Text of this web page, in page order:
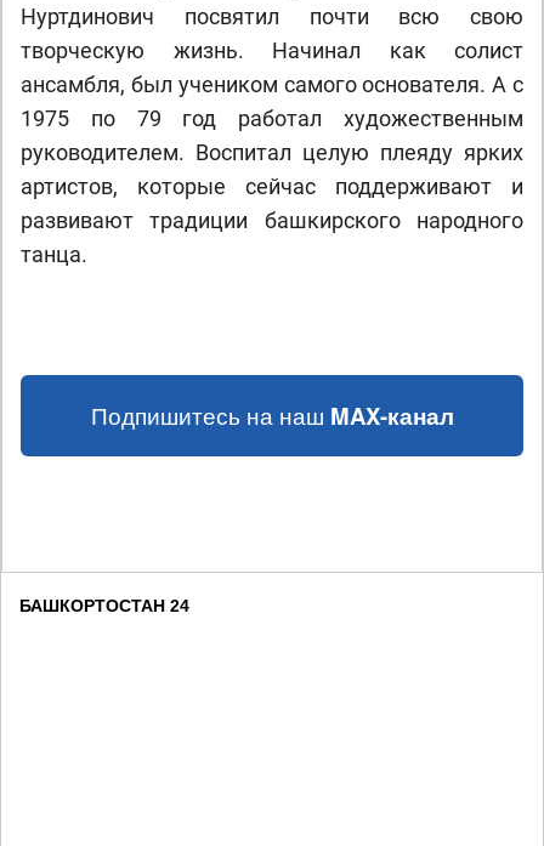
Нуртдинович посвятил почти всю свою
творческую жизнь. Начинал как солист
ансамбля, был учеником самого основателя. А с
1975 по 79 год работал художественным
руководителем. Воспитал целую плеяду ярких
артистов, которые сейчас поддерживают и
развивают традиции башкирского народного
танца.
Подпишитесь на наш MAX-канал
БАШКОРТОСТАН 24